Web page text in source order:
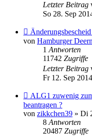
Letzter Beitrag
So 28. Sep
von Hamburger
1Antworten
11742 Zugriffe
Letzter Beitrag
Fr 12. Sep
ALG1 zuwenig
beantragen ?
von zikkchen39 » Di
8Antworten
20487 Zugriffe